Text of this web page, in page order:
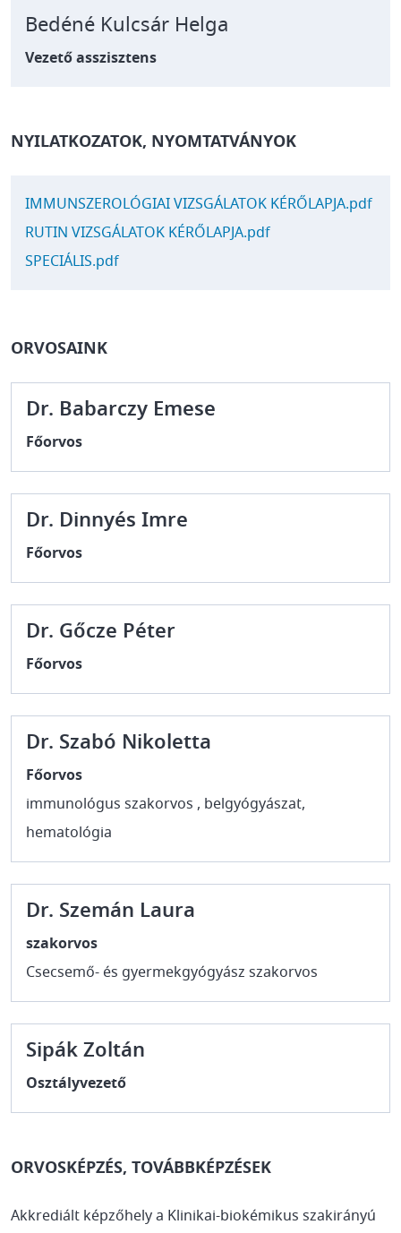
Bedéné Kulcsár Helga
Vezető asszisztens
NYILATKOZATOK, NYOMTATVÁNYOK
FÁJL
IMMUNSZEROLÓGIAI VIZSGÁLATOK KÉRŐLAPJA.pdf
FÁJL
RUTIN VIZSGÁLATOK KÉRŐLAPJA.pdf
FÁJL
SPECIÁLIS.pdf
ORVOSAINK
Dr. Babarczy Emese
Főorvos
Dr. Dinnyés Imre
Főorvos
Dr. Gőcze Péter
Főorvos
Dr. Szabó Nikoletta
Főorvos
immunológus szakorvos , belgyógyászat,
hematológia
Dr. Szemán Laura
szakorvos
Csecsemő- és gyermekgyógyász szakorvos
Sipák Zoltán
Osztályvezető
ORVOSKÉPZÉS, TOVÁBBKÉPZÉSEK
Akkrediált képzőhely a Klinikai-biokémikus szakirányú